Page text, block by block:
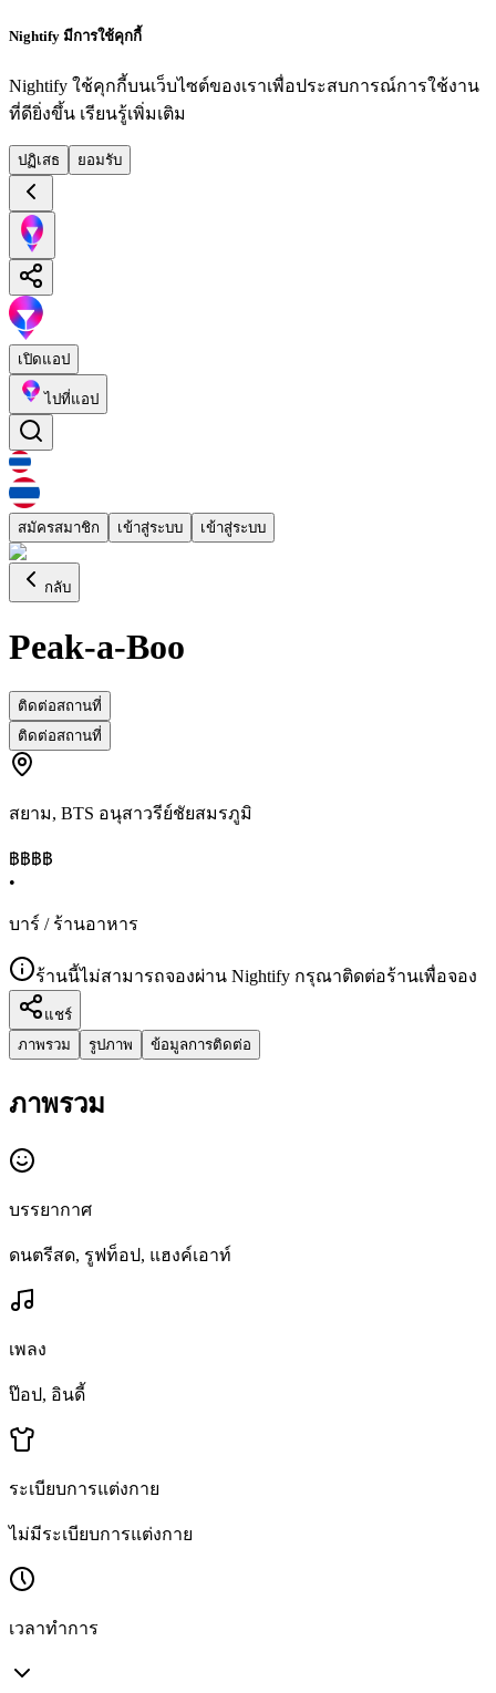
Nightify มีการใช้คุกกี้
Nightify ใช้คุกกี้บนเว็บไซต์ของเราเพื่อประสบการณ์การใช้งาน
ที่ดียิ่งขึ้น เรียนรู้เพิ่มเติม
ปฏิเสธ ยอมรับ
เปิดแอป
ไปที่แอป
สมัครสมาชิก เข้าสู่ระบบ เข้าสู่ระบบ
กลับ
Peak-a-Boo
ติดต่อสถานที่
ติดต่อสถานที่
สยาม, BTS อนุสาวรีย์ชัยสมรภูมิ
฿฿฿฿
•
บาร์ / ร้านอาหาร
ร้านนี้ไม่สามารถจองผ่าน Nightify กรุณาติดต่อร้านเพื่อจอง
แชร์
ภาพรวม
รูปภาพ ข้อมูลการติดต่อ
ภาพรวม
บรรยากาศ
ดนตรีสด, รูฟท็อป, แฮงค์เอาท์
เพลง
ป๊อป, อินดี้
ระเบียบการแต่งกาย
ไม่มีระเบียบการแต่งกาย
เวลาทำการ